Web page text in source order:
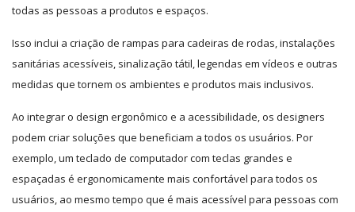
todas as pessoas a produtos e espaços.
Isso inclui a criação de rampas para cadeiras de rodas, instalações
sanitárias acessíveis, sinalização tátil, legendas em vídeos e outras
medidas que tornem os ambientes e produtos mais inclusivos.
Ao integrar o design ergonômico e a acessibilidade, os designers
podem criar soluções que beneficiam a todos os usuários. Por
exemplo, um teclado de computador com teclas grandes e
espaçadas é ergonomicamente mais confortável para todos os
usuários, ao mesmo tempo que é mais acessível para pessoas com